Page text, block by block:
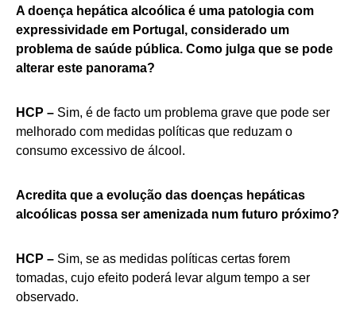
A doença hepática alcoólica é uma patologia com
expressividade em Portugal, considerado um
problema de saúde pública. Como julga que se pode
alterar este panorama?
HCP – Sim, é de facto um problema grave que pode ser
melhorado com medidas políticas que reduzam o
consumo excessivo de álcool.
Acredita que a evolução das doenças hepáticas
alcoólicas possa ser amenizada num futuro próximo?
HCP – Sim, se as medidas políticas certas forem
tomadas, cujo efeito poderá levar algum tempo a ser
observado.